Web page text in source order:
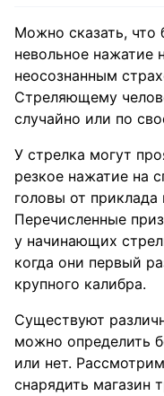
Можно сказать, что
невольное нажатие
неосознанным
Стреляющему
случайно или по
У стрелка могут
резкое нажатие на
головы от приклада
Перечисленные
у начинающих
когда они первый
крупного калибра.
Существуют
можно определить
или нет.
снарядить магазин